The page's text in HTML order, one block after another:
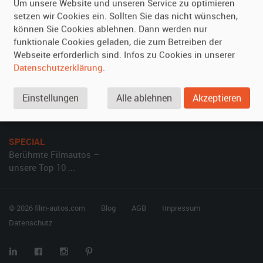
Kundenmeinungen
Service
Vermieten
Oldtimer anmelden
Fragen für Vermieter
Inserat verwalten
Hilfe
Häufige Fragen (FAQ)
Kontakt
SPECIAL
Berühmte Filmautos –
unsere Top 10 ...
© 2026 film-autos.com Blog AGB
Impressum
Datenschutz
Um unsere Website und unseren Service zu optimieren
setzen wir Cookies ein. Sollten Sie das nicht wünschen,
können Sie Cookies ablehnen. Dann werden nur
funktionale Cookies geladen, die zum Betreiben der
Webseite erforderlich sind. Infos zu Cookies in unserer
Datenschutzerklärung.
Einstellungen Alle ablehnen Akzeptieren